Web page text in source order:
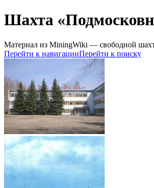
Шахта
Материал из MiningWiki — свободной
Перейти к навигацииПерейти к поиску